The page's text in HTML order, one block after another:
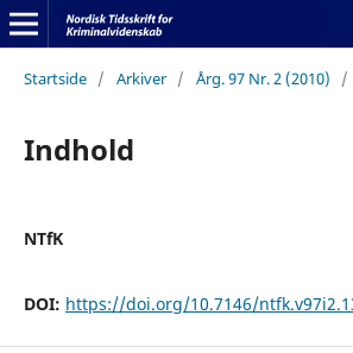
Startside / Arkiver / Årg. 97 Nr. 2 (2010) /
Indhold
NTfK
DOI: https://doi.org/10.7146/